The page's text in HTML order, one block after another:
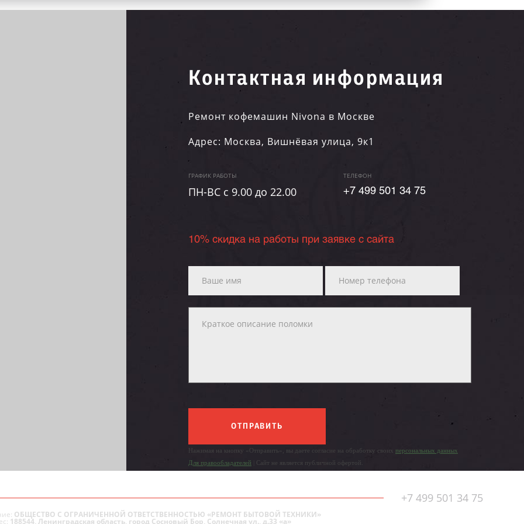
Контактная информация
Ремонт кофемашин Nivona в Москве
Адрес: Москва, Вишнёвая улица, 9к1
ГРАФИК РАБОТЫ
ПН-ВC c 9.00 до 22.00
ТЕЛЕФОН
+7 499 501 34 75
10% скидка на работы при заявке с сайта
ОТПРАВИТЬ
Нажимая на кнопку «Отправить», вы даете согласие на обработку своих персональных данных
Для правообладателей | Сайт не является публичной офертой.
+7 499 501 34 75
ОБЩЕСТВО С ОГРАНИЧЕННОЙ ОТВЕТСТВЕННОСТЬЮ «РЕМОНТ БЫТОВОЙ ТЕХНИКИ»
188544, Ленинградская область, город Сосновый Бор, Солнечная ул., д.33 «а»